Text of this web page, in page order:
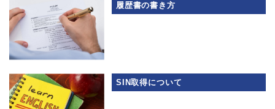
履歴書の書き方
SIN取得について